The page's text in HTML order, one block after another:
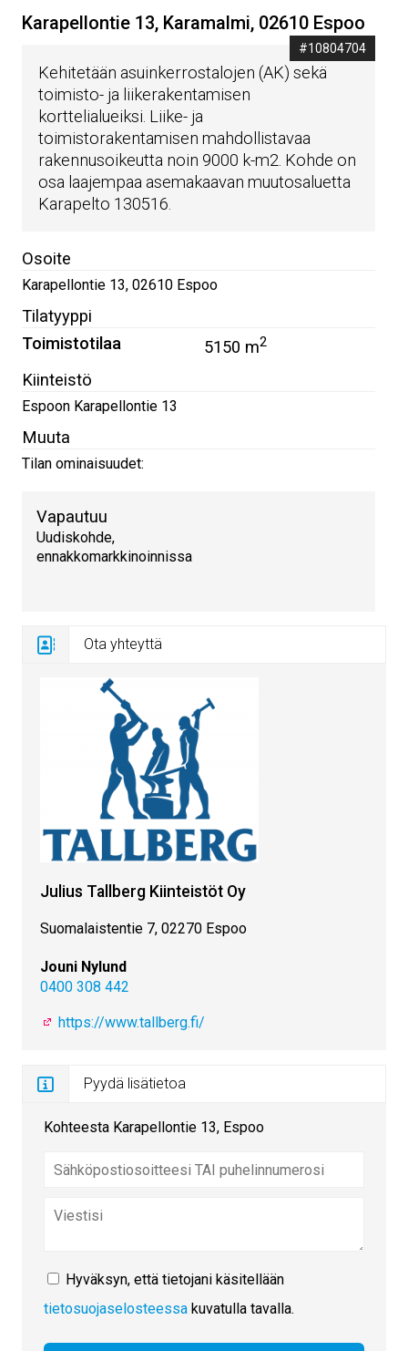
Karapellontie 13, Karamalmi, 02610 Espoo
#10804704
Kehitetään asuinkerrostalojen (AK) sekä
toimisto- ja liikerakentamisen
korttelialueiksi. Liike- ja
toimistorakentamisen mahdollistavaa
rakennusoikeutta noin 9000 k-m2. Kohde on
osa laajempaa asemakaavan muutosaluetta
Karapelto 130516.
Osoite
Karapellontie 13, 02610 Espoo
Tilatyyppi
Toimistotilaa
5150 m2
Kiinteistö
Espoon Karapellontie 13
Muuta
Tilan ominaisuudet:
Vapautuu
Uudiskohde,
ennakkomarkkinoinnissa
Ota yhteyttä
Julius Tallberg Kiinteistöt Oy
Suomalaistentie 7, 02270 Espoo
Jouni Nylund
0400 308 442
https://www.tallberg.fi/
Pyydä lisätietoa
Kohteesta Karapellontie 13, Espoo
Hyväksyn, että tietojani käsitellään
tietosuojaselosteessa kuvatulla tavalla.